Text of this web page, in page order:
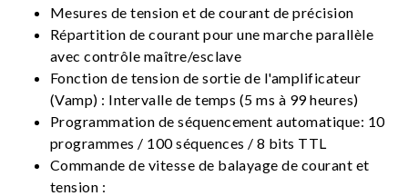
Mesures de tension et de courant de précision
Répartition de courant pour une marche parallèle
avec contrôle maître/esclave
Fonction de tension de sortie de l'amplificateur
(Vamp) : Intervalle de temps (5 ms à 99 heures)
Programmation de séquencement automatique: 10
programmes / 100 séquences / 8 bits TTL
Commande de vitesse de balayage de courant et
tension :